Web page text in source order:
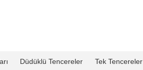
Düdüklü Tencereler Tek Tencereler